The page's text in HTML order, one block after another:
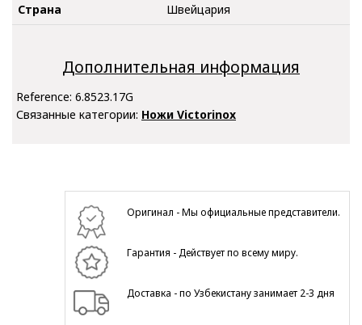
Страна
Швейцария
Дополнительная информация
Reference: 6.8523.17G
Связанные категории: Ножи Victorinox
Оригинал - Мы официальные представители.
Гарантия - Действует по всему миру.
Доставка - по Узбекистану занимает 2-3 дня